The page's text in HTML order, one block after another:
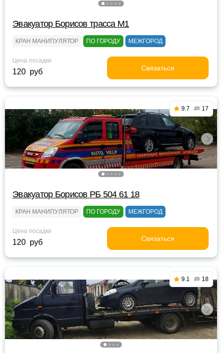
Эвакуатор Борисов трасса М1
КРАН МАНИПУЛЯТОР ПО ГОРОДУ МЕЖГОРОД
Цена посадки
120 руб Связаться
9.7 17
Эвакуатор Борисов РБ 504 61 18
КРАН МАНИПУЛЯТОР ПО ГОРОДУ МЕЖГОРОД
Цена посадки
120 руб Связаться
9.1 18